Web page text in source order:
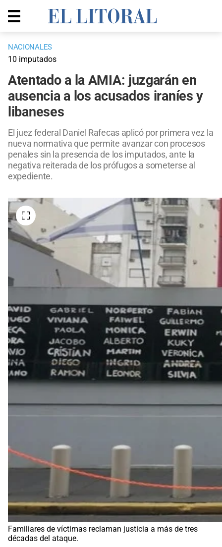
NACIONALES
10 imputados
Atentado a la AMIA: juzgarán en
ausencia a los acusados iraníes y
libaneses
El juez federal Daniel Rafecas aplicó por primera vez la
nueva normativa que permite avanzar con procesos
penales sin la presencia de los imputados, ante la
negativa reiterada de los prófugos a someterse al
expediente.
Familiares de víctimas reclaman justicia a más de tres
décadas del ataque.